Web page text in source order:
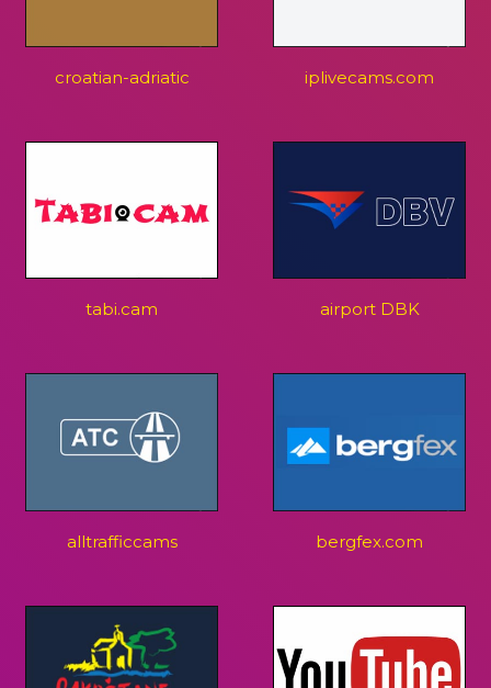
croatian-adriatic iplivecams.com
tabi.cam airport DBK
alltrafficcams bergfex.com